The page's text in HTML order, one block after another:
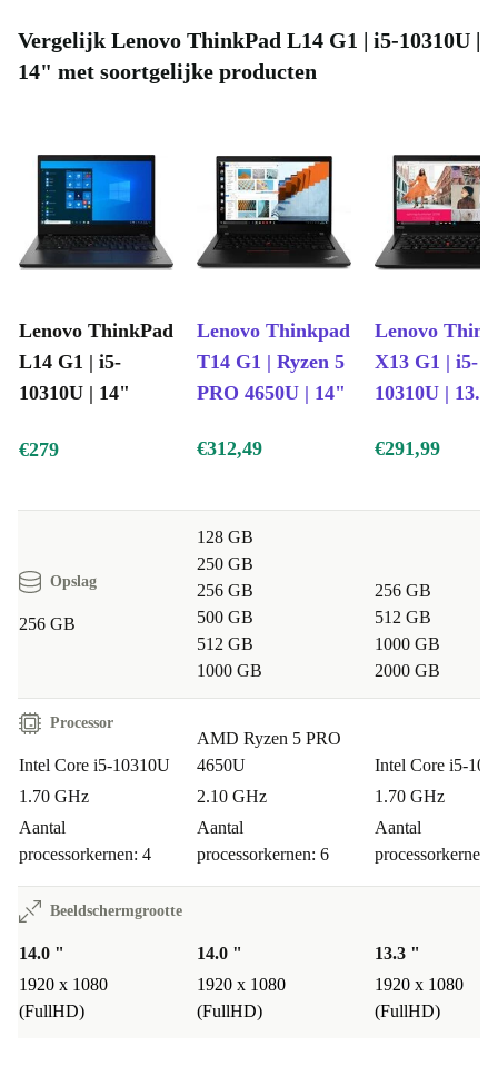
Vergelijk Lenovo ThinkPad L14 G1 | i5-10310U |
14" met soortgelijke producten
Lenovo ThinkPad
L14 G1 | i5-
10310U | 14"
Lenovo Thinkpad
T14 G1 | Ryzen 5
PRO 4650U | 14"
Lenovo
X13 G1 | i5-
10310U |
€279 €312,49 €291,99
Opslag
256 GB
128 GB
250 GB
256 GB
500 GB
512 GB
1000 GB
256 GB
512 GB
1000 GB
2000 GB
Processor
Intel Core i5-10310U
1.70 GHz
Aantal
processorkernen: 4
AMD Ryzen 5 PRO
4650U
2.10 GHz
Aantal
processorkernen: 6
Intel Core i5-
1.70 GHz
Aantal
processorkernen:
Beeldschermgrootte
14.0 "
1920 x 1080
(FullHD)
14.0 "
1920 x 1080
(FullHD)
13.3 "
1920 x 1080
(FullHD)